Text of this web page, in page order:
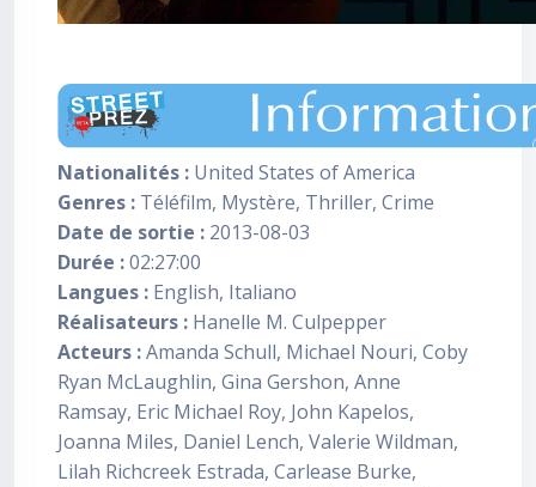
Nationalités : United States of America
Genres : Téléfilm, Mystère, Thriller, Crime
Date de sortie : 2013-08-03
Durée :02:27:00
Langues : English, Italiano
Réalisateurs : Hanelle M. Culpepper
Acteurs :Amanda Schull, Michael Nouri, Coby
Ryan McLaughlin, Gina Gershon, Anne
Ramsay, Eric Michael Roy, John Kapelos,
Joanna Miles, Daniel Lench, Valerie Wildman,
Lilah Richcreek Estrada, Carlease Burke,